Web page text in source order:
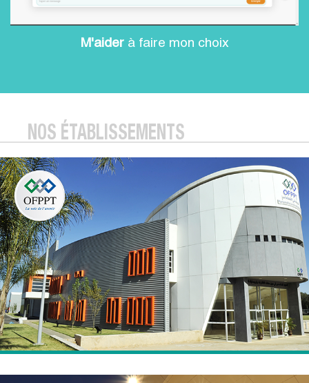
M'aiderà faire mon choix
NOS ÉTABLISSEMENTS
EMFMBTP
ISMALA
INC